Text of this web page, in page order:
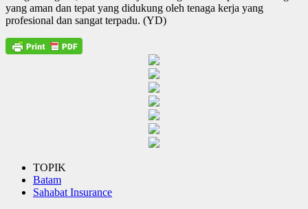
yang aman dan tepat yang didukung oleh tenaga kerja yang
profesional dan sangat terpadu. (YD)
TOPIK
Batam
Sahabat Insurance